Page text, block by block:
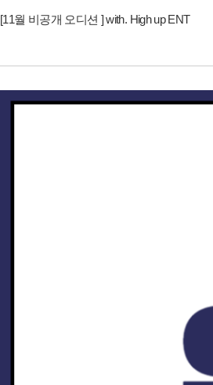
[11월 비공개 오디션 ] with. High up ENT